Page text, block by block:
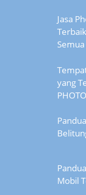
Jasa
yang
Mobil